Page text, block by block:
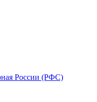
России (РФС)